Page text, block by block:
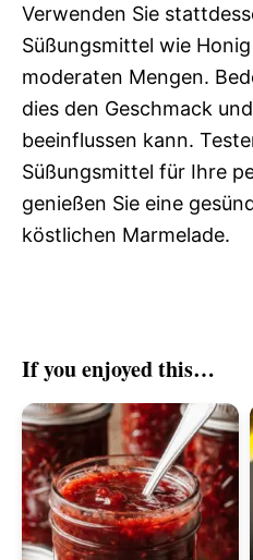
Verwenden Sie
Süßungsmittel wie
moderaten Mengen.
dies den Geschmack
beeinflussen kann.
Süßungsmittel für Ihre
genießen Sie eine
köstlichen Marmelade.
If you enjoyed this…